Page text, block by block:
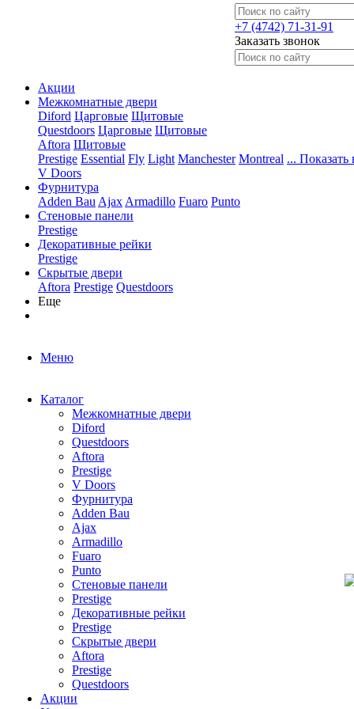
+7 (4742) 71-31-91
Заказать звонок
Акции
Межкомнатные двери
Diford Царговые Щитовые
Questdoors Царговые Щитовые
Aftora Щитовые
Prestige Essential Fly Light Manchester Montreal ... Показать
V Doors
Фурнитура
Adden Bau Ajax Armadillo Fuaro Punto
Стеновые панели
Prestige
Декоративные рейки
Prestige
Скрытые двери
Aftora Prestige Questdoors
Еще
Меню
Каталог
Межкомнатные двери
Diford
Questdoors
Aftora
Prestige
V Doors
Фурнитура
Adden Bau
Ajax
Armadillo
Fuaro
Punto
Стеновые панели
Prestige
Декоративные рейки
Prestige
Скрытые двери
Aftora
Prestige
Questdoors
Акции